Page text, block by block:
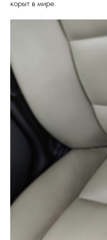
корыт в мире.